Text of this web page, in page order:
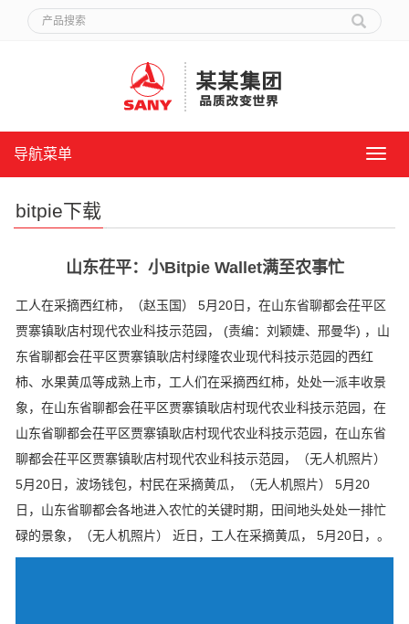
导
导航菜单
bitpie下载
山东茌平：小Bitpie Wallet满至农事忙
工人在采摘西红柿，（赵玉国） 5月20日，在山东省聊都会茌平区
贾寨镇耿店村现代农业科技示范园， (责编：刘颖婕、邢曼华) ，山
东省聊都会茌平区贾寨镇耿店村绿隆农业现代科技示范园的西红
柿、水果黄瓜等成熟上市，工人们在采摘西红柿，处处一派丰收景
象，在山东省聊都会茌平区贾寨镇耿店村现代农业科技示范园，在
山东省聊都会茌平区贾寨镇耿店村现代农业科技示范园，在山东省
聊都会茌平区贾寨镇耿店村现代农业科技示范园，（无人机照片）
5月20日，波场钱包，村民在采摘黄瓜，（无人机照片） 5月20
日，山东省聊都会各地进入农忙的关键时期，田间地头处处一排忙
碌的景象，（无人机照片） 近日，工人在采摘黄瓜， 5月20日，。